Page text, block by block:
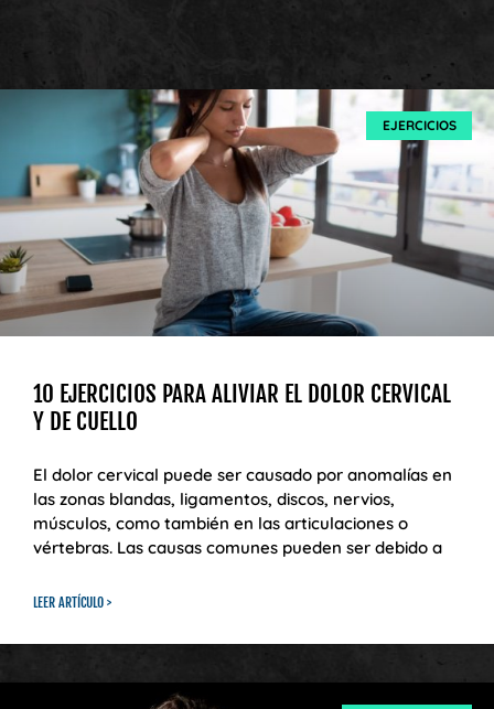
EJERCICIOS
10 EJERCICIOS PARA ALIVIAR EL DOLOR CERVICAL
Y DE CUELLO
El dolor cervical puede ser causado por anomalías en
las zonas blandas, ligamentos, discos, nervios,
músculos, como también en las articulaciones o
vértebras. Las causas comunes pueden ser debido a
LEER ARTÍCULO >